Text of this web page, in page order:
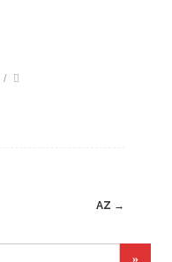
/
AZ →